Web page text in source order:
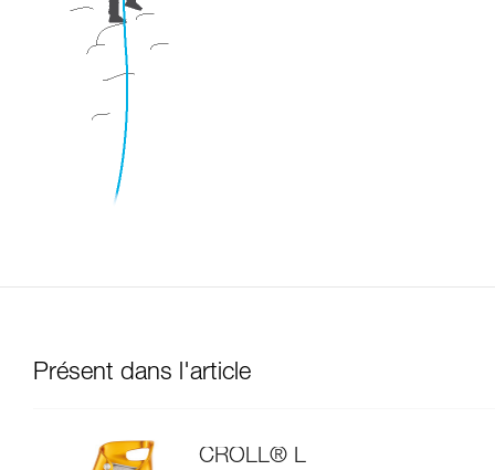
Présent dans l'article
CROLL® L